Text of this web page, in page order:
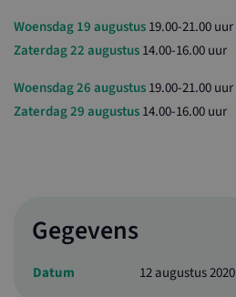
Woensdag 19 augustus19.00-21.00 uur
Zaterdag 22 augustus14.00-16.00 uur
Woensdag 26 augustus19.00-21.00 uur
Zaterdag 29 augustus14.00-16.00 uur
Gegevens
Datum 12 augustus 2020